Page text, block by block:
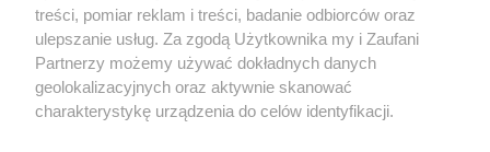
treści, pomiar reklam i treści, badanie odbiorców oraz
ulepszanie usług. Za zgodą Użytkownika my i Zaufani
Partnerzy możemy używać dokładnych danych
geolokalizacyjnych oraz aktywnie skanować
charakterystykę urządzenia do celów identyfikacji.